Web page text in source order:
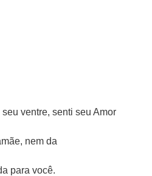
ventre, senti seu Amor
nem da
para você.